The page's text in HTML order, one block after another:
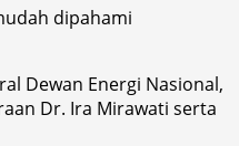
dipahami
Dewan Energi Nasional,
Dr. Ira Mirawati serta